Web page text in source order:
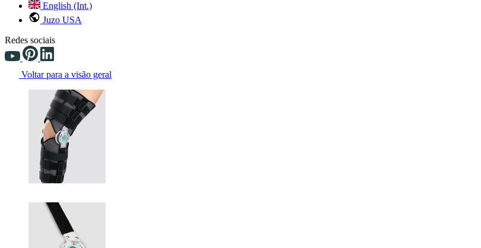
English (Int.)
Juzo USA
Redes sociais
Voltar para a visão geral